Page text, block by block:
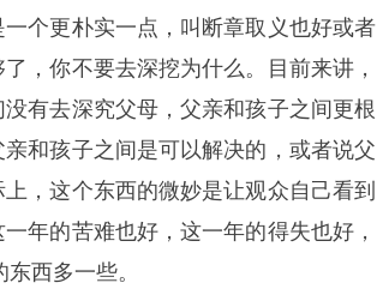
个更朴实一点，叫断章取义也好或者
，你不要去深挖为什么。目前来讲，
有去深究父母，父亲和孩子之间更根
和孩子之间是可以解决的，或者说父
，这个东西的微妙是让观众自己看到
年的苦难也好，这一年的得失也好，
西多一些。